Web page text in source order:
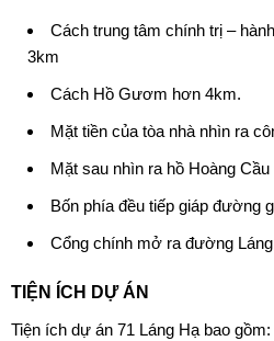
Cách trung tâm chính trị –
3km
Cách Hồ Gươm hơn 4km.
Mặt tiền của tòa nhà nhìn ra
Mặt sau nhìn ra hồ Hoàng Cầu
Bốn phía đều tiếp giáp đường
Cổng chính mở ra đường
TIỆN ÍCH DỰ ÁN
Tiện ích dự án 71 Láng Hạ bao